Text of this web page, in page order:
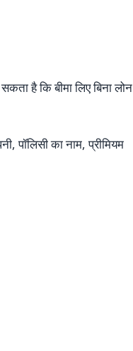
है कि बीमा लिए बिना लोन
पॉलिसी का नाम, प्रीमियम